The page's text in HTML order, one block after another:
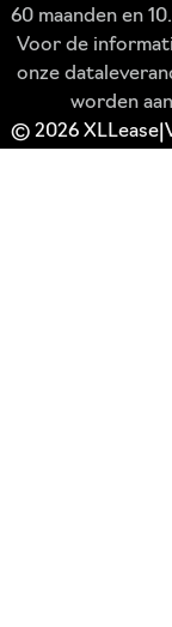
60 maanden en
Voor de
onze
worden
© 2026 XLLease